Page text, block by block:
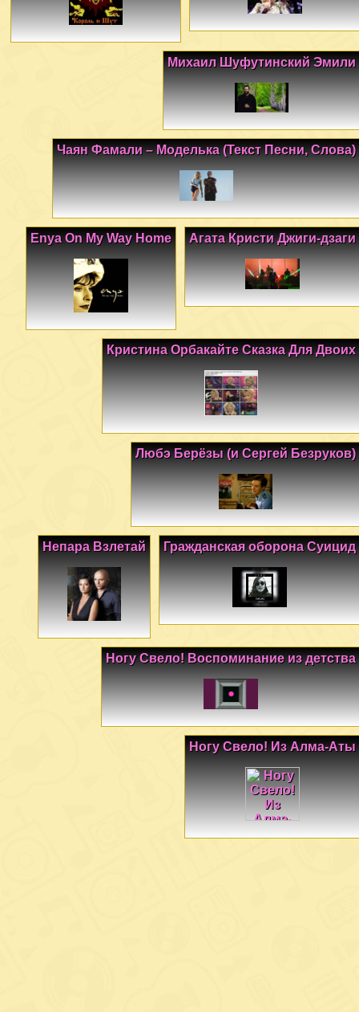
Михаил Шуфутинский Эмили
Чаян Фамали – Моделька (Текст Песни, Слова)
Агата Кристи Джиги-дзаги
Enya On My Way Home
Кристина Орбакайте Сказка Для Двоих
Любэ Берёзы (и Сергей Безруков)
Гражданская оборона Суицид
Непара Взлетай
Ногу Свело! Воспоминание из детства
Ногу Свело! Из Алма-Аты